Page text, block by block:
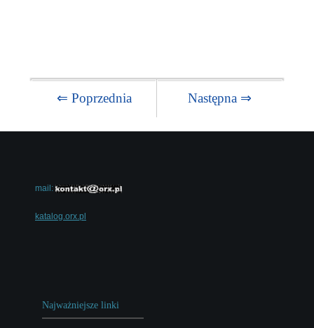
⇐ Poprzednia Następna ⇒
mail:
katalog.orx.pl
Najważniejsze linki